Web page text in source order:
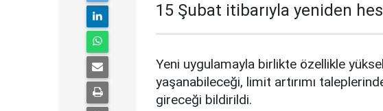
15 Şubat itibarıyla yeniden
Yeni uygulamayla birlikte özellikle
yaşanabileceği, limit artırımı
gireceği bildirildi.